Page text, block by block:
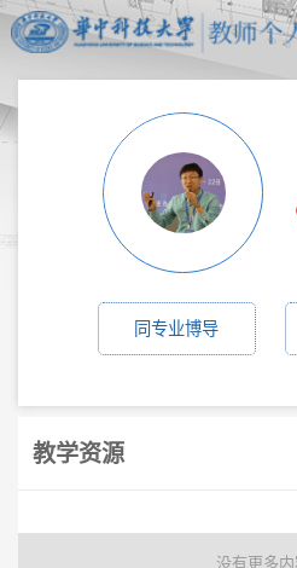
同专业博导
教学资源
没有更多内